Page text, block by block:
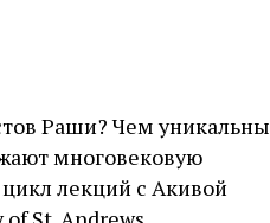
Раши? Чем уникальны
многовековую
лекций с Акивой